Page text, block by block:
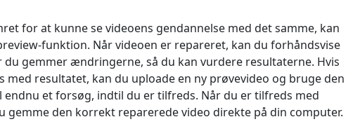
for at kunne se videoens gendannelse med det samme, kan
funktion. Når videoen er repareret, kan du forhåndsvise
du gemmer ændringerne, så du kan vurdere resultaterne. Hvis
med resultatet, kan du uploade en ny prøvevideo og bruge den
endnu et forsøg, indtil du er tilfreds. Når du er tilfreds med
gemme den korrekt reparerede video direkte på din computer.
ไทย
қазақ